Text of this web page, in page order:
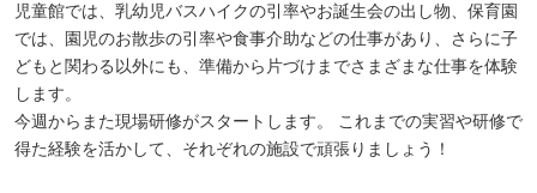
児童館では、乳幼児バスハイクの引率やお誕生会の出し物、保育園
では、園児のお散歩の引率や食事介助などの仕事があり、さらに子
どもと関わる以外にも、準備から片づけまでさまざまな仕事を体験
します。
今週からまた現場研修がスタートします。 これまでの実習や研修で
得た経験を活かして、それぞれの施設で頑張りましょう！